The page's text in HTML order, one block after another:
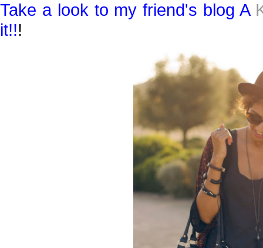
Take a look to my friend's blog A
it!!!